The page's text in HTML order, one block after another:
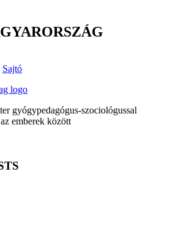
Sajtó
gyógypedagógus-szociológussal
emberek között